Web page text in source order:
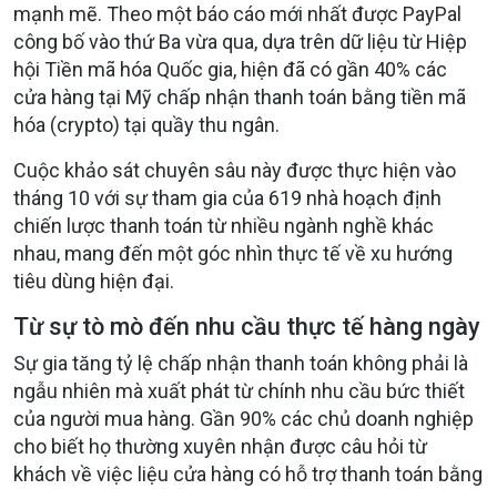
mạnh mẽ. Theo một báo cáo mới nhất được PayPal
công bố vào thứ Ba vừa qua, dựa trên dữ liệu từ Hiệp
hội Tiền mã hóa Quốc gia, hiện đã có gần 40% các
cửa hàng tại Mỹ chấp nhận thanh toán bằng tiền mã
hóa (crypto) tại quầy thu ngân.
Cuộc khảo sát chuyên sâu này được thực hiện vào
tháng 10 với sự tham gia của 619 nhà hoạch định
chiến lược thanh toán từ nhiều ngành nghề khác
nhau, mang đến một góc nhìn thực tế về xu hướng
tiêu dùng hiện đại.
Từ sự tò mò đến nhu cầu thực tế hàng ngày
Sự gia tăng tỷ lệ chấp nhận thanh toán không phải là
ngẫu nhiên mà xuất phát từ chính nhu cầu bức thiết
của người mua hàng. Gần 90% các chủ doanh nghiệp
cho biết họ thường xuyên nhận được câu hỏi từ
khách về việc liệu cửa hàng có hỗ trợ thanh toán bằng